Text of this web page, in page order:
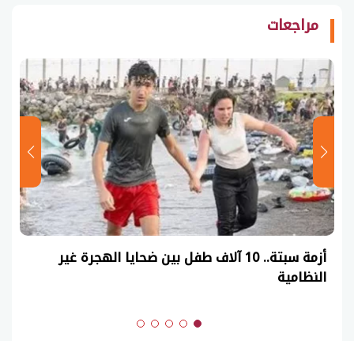
مراجعات
أزمة سبتة.. 10 آلاف طفل بين ضحايا الهجرة غير
النظامية